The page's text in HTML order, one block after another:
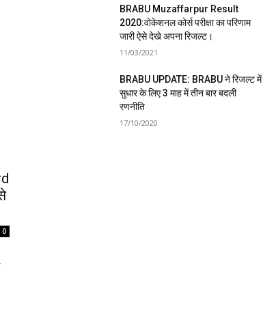
0
BRABU Muzaffarpur Result
2020:वोकेशनल कोर्स परीक्षा का परिणाम
जारी ऐसे देखे अपना रिजल्ट।
11/03/2021
BRABU UPDATE: BRABU ने रिजल्ट में
सुधार के लिए 3 माह में तीन बार बदली
रणनीति
17/10/2020